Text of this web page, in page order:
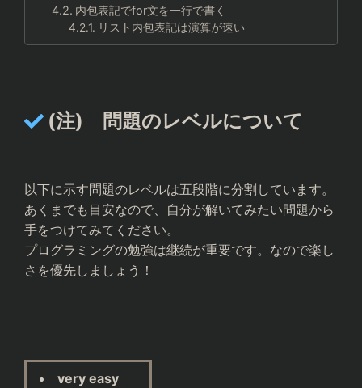
内包表記でfor文を一行で書く
リスト内包表記は演算が速い
(注) 問題のレベルについて
以下に示す問題のレベルは五段階に分割しています。
あくまでも目安なので、自分が解いてみたい問題から
手をつけてみてください。
プログラミングの勉強は継続が重要です。なので楽し
さを優先しましょう！
very easy